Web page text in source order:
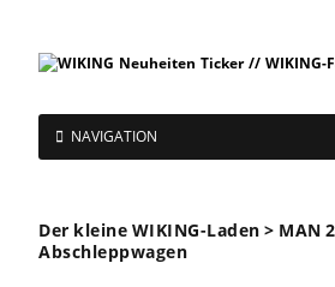
NAVIGATION
Der kleine WIKING-Laden > MAN
Abschleppwagen